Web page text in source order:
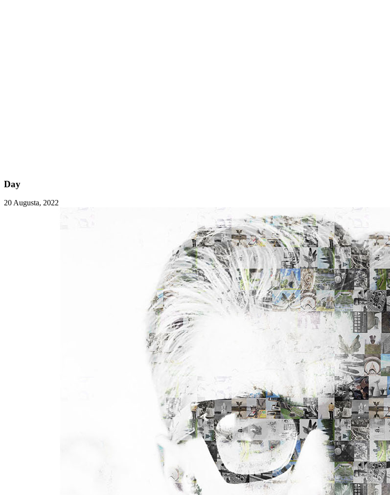
Day
20 Augusta, 2022